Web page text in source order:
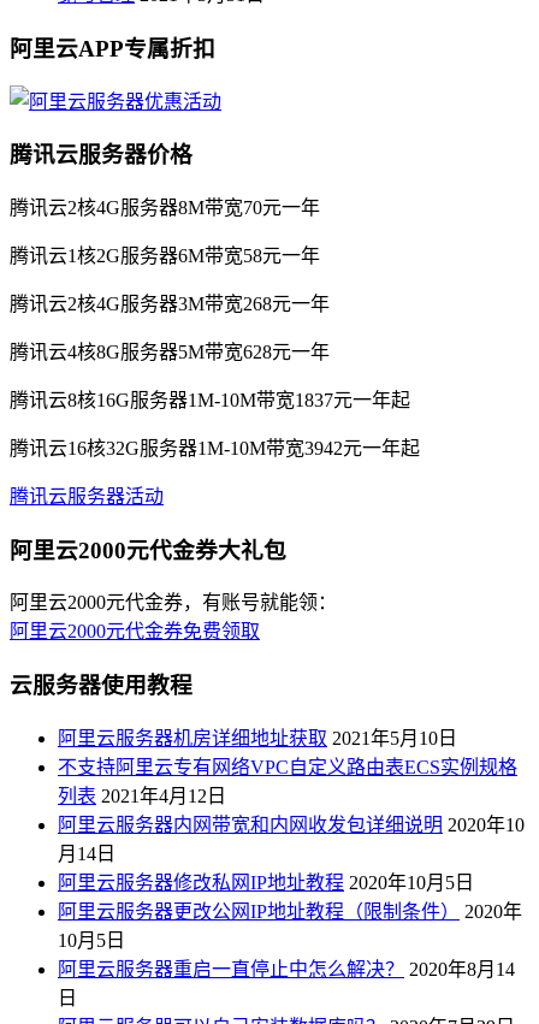
阿里云APP专属折扣
腾讯云服务器价格
腾讯云2核4G服务器8M带宽70元一年
腾讯云1核2G服务器6M带宽58元一年
腾讯云2核4G服务器3M带宽268元一年
腾讯云4核8G服务器5M带宽628元一年
腾讯云8核16G服务器1M-10M带宽1837元一年起
腾讯云16核32G服务器1M-10M带宽3942元一年起
腾讯云服务器活动
阿里云2000元代金券大礼包
阿里云2000元代金券，有账号就能领：
阿里云2000元代金券免费领取
云服务器使用教程
阿里云服务器机房详细地址获取 2021年5月10日
不支持阿里云专有网络VPC自定义路由表ECS实例规格
列表 2021年4月12日
阿里云服务器内网带宽和内网收发包详细说明 2020年10
月14日
阿里云服务器修改私网IP地址教程 2020年10月5日
阿里云服务器更改公网IP地址教程（限制条件）
2020年
10月5日
阿里云服务器重启一直停止中怎么解决？
2020年8月14
日